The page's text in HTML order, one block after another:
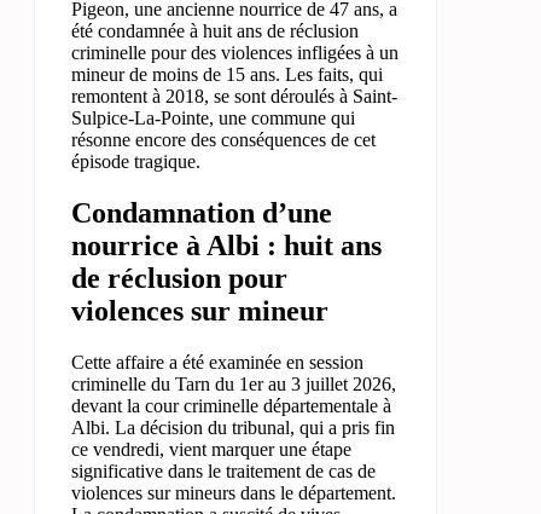
Pigeon, une ancienne nourrice de 47 ans, a
été condamnée à huit ans de réclusion
criminelle pour des violences infligées à un
mineur de moins de 15 ans. Les faits, qui
remontent à 2018, se sont déroulés à Saint-
Sulpice-La-Pointe, une commune qui
résonne encore des conséquences de cet
épisode tragique.
Condamnation d’une
nourrice à Albi : huit ans
de réclusion pour
violences sur mineur
Cette affaire a été examinée en session
criminelle du Tarn du 1er au 3 juillet 2026,
devant la cour criminelle départementale à
Albi. La décision du tribunal, qui a pris fin
ce vendredi, vient marquer une étape
significative dans le traitement de cas de
violences sur mineurs dans le département.